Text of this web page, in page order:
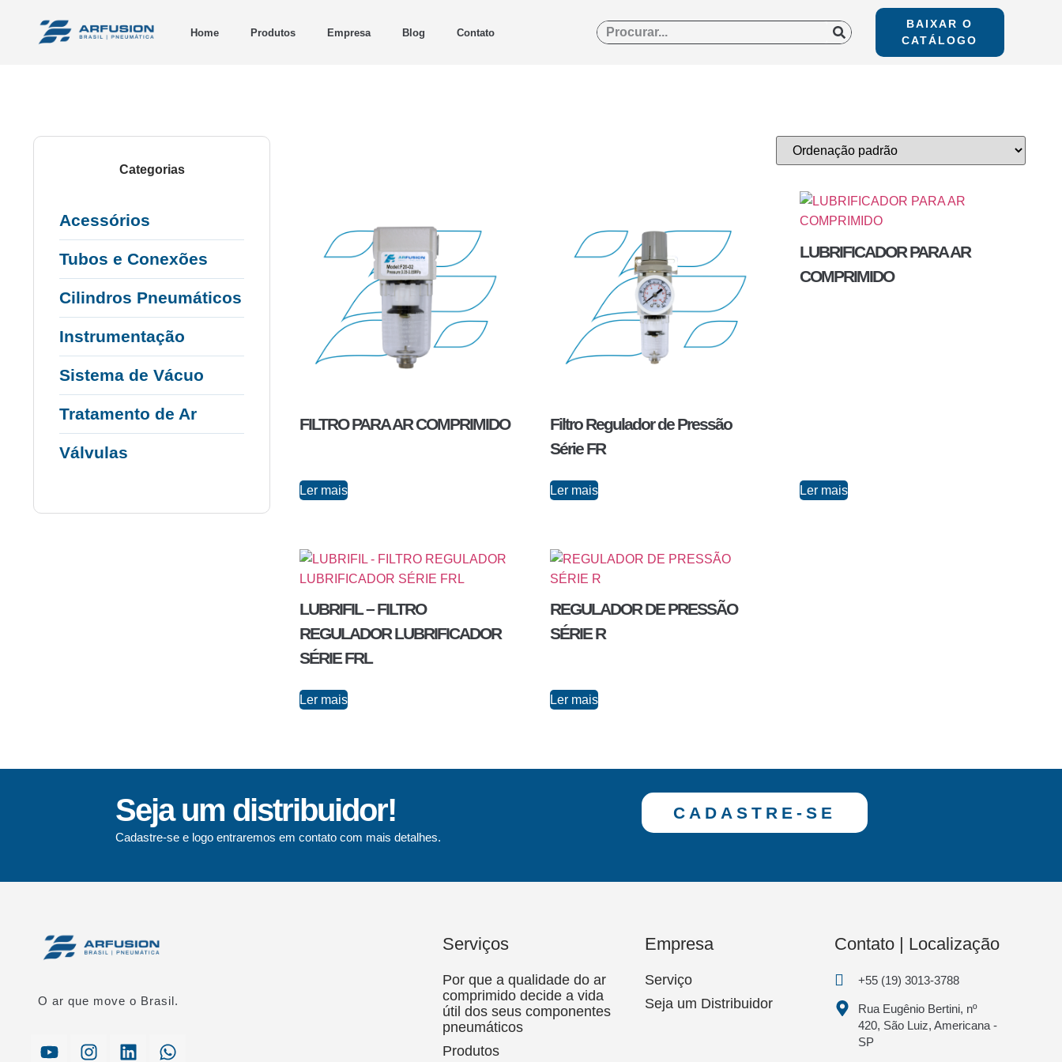
Home Produtos Empresa Blog Contato
BAIXAR O
CATÁLOGO
Categorias
Acessórios
Tubos e Conexões
Cilindros Pneumáticos
Instrumentação
Sistema de Vácuo
Tratamento de Ar
Válvulas
FILTRO PARA AR COMPRIMIDO
Ler mais
Filtro Regulador de Pressão
Série FR
Ler mais
LUBRIFICADOR PARA AR
COMPRIMIDO
Ler mais
LUBRIFIL – FILTRO
REGULADOR LUBRIFICADOR
SÉRIE FRL
Ler mais
REGULADOR DE PRESSÃO
SÉRIE R
Ler mais
Seja um distribuidor!
Cadastre-se e logo entraremos em contato com mais detalhes.
CADASTRE-SE
O ar que move o Brasil.
Serviços
Por que a qualidade do ar
comprimido decide a vida
útil dos seus componentes
pneumáticos
Produtos
Empresa
Serviço
Seja um Distribuidor
Contato | Localização
+55 (19) 3013-3788
Rua Eugênio Bertini, nº
420, São Luiz, Americana -
SP